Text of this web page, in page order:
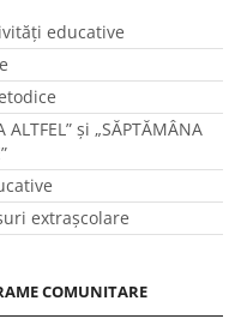
educative
și „SĂPTĂMÂNA
extraşcolare
COMUNITARE